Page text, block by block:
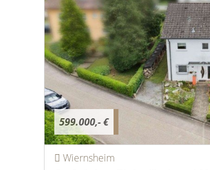
599.000,- €
Wiernsheim